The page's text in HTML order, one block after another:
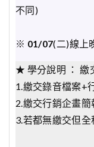
不同)
※ 01/07(二)線上
★ 學分說明 ： 繳
1.繳交錄音檔案+
2.繳交行銷企畫
3.若都無繳交但